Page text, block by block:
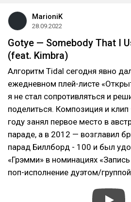
MarioniK
28.09.2022
Gotye — Somebody That I
(feat. Kimbra)
Алгоритм Tidal сегодня явно
ежедневном плей-листе
я не стал сопротивляться и
поделиться. Композиция и
году занял первое место в
параде, а в 2012 — возглавил
парад Биллборд - 100 и был
«Грэмми» в номинациях
поп-исполнение дуэтом/